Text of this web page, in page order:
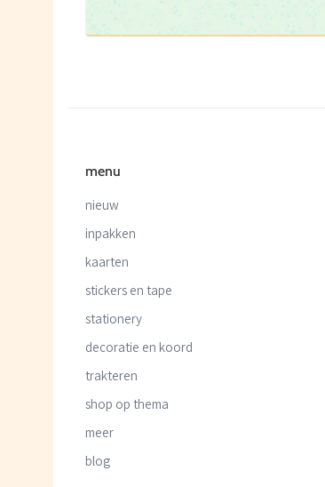
menu
nieuw
inpakken
kaarten
stickers en tape
stationery
decoratie en koord
trakteren
shop op thema
meer
blog